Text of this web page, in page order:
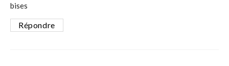
bises
Répondre